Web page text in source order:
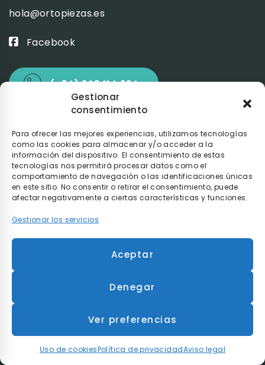
Gestionar
consentimiento
Para ofrecer las mejores experiencias, utilizamos tecnologías
como las cookies para almacenar y/o acceder a la
información del dispositivo. El consentimiento de estas
tecnologías nos permitirá procesar datos como el
comportamiento de navegación o las identificaciones únicas
en este sitio. No consentir o retirar el consentimiento, puede
afectar negativamente a ciertas características y funciones.
Gestionar los servicios
Aceptar
Denegar
Ver preferencias
Uso de cookiesPolítica de privacidadAviso legal
hola@ortopiezas.es
Facebook
(+34) 623 114 664
Familias de producto
Repuestos Sillas de ruedas eléctricas
Repuestos Sillas de ruedas manuales
Repuestos Grúas eléctricas
Mi cuenta
Mis compras
Mis direcciones